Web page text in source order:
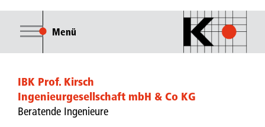
Menü
IBK Prof. Kirsch
Ingenieurgesellschaft mbH & Co KG
Beratende Ingenieure